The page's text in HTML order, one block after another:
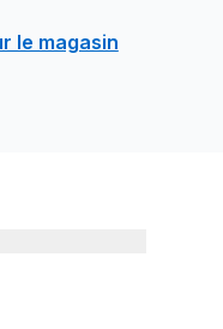
le magasin